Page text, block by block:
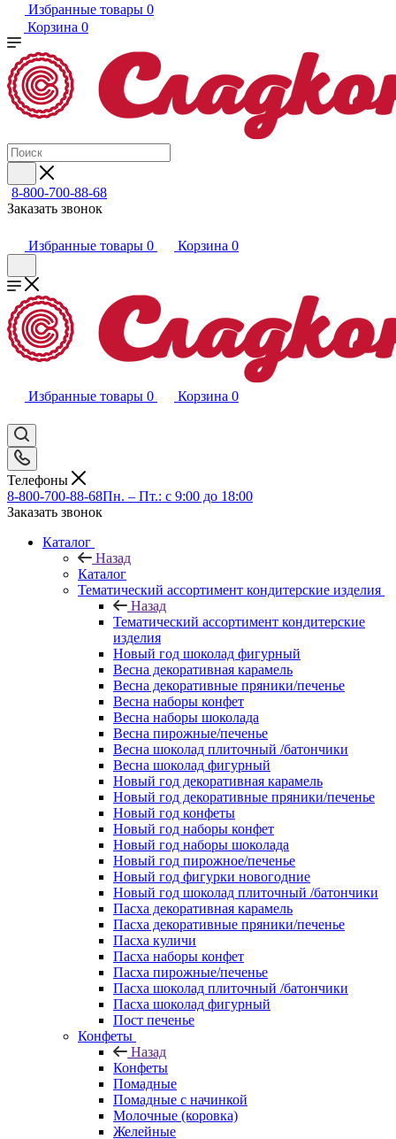
Избранные товары 0
Корзина 0
8-800-700-88-68
Заказать звонок
Избранные товары 0 Корзина 0
Избранные товары 0 Корзина 0
Телефоны
8-800-700-88-68Пн. – Пт.: с 9:00 до 18:00
Заказать звонок
Каталог
Назад
Каталог
Тематический ассортимент кондитерские изделия
Назад
Тематический ассортимент кондитерские
изделия
Новый год шоколад фигурный
Весна декоративная карамель
Весна декоративные пряники/печенье
Весна наборы конфет
Весна наборы шоколада
Весна пирожные/печенье
Весна шоколад плиточный /батончики
Весна шоколад фигурный
Новый год декоративная карамель
Новый год декоративные пряники/печенье
Новый год конфеты
Новый год наборы конфет
Новый год наборы шоколада
Новый год пирожное/печенье
Новый год фигурки новогодние
Новый год шоколад плиточный /батончики
Пасха декоративная карамель
Пасха декоративные пряники/печенье
Пасха куличи
Пасха наборы конфет
Пасха пирожные/печенье
Пасха шоколад плиточный /батончики
Пасха шоколад фигурный
Пост печенье
Конфеты
Назад
Конфеты
Помадные
Помадные с начинкой
Молочные (коровка)
Желейные